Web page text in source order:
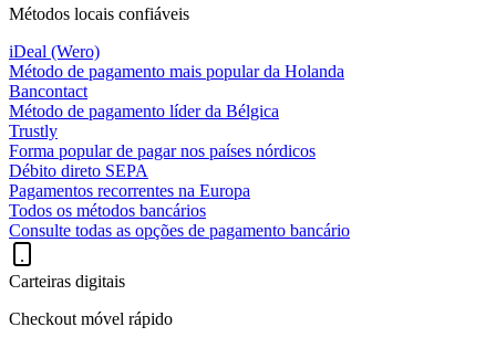
Métodos locais confiáveis
iDeal (Wero)
Método de pagamento mais popular da Holanda
Bancontact
Método de pagamento líder da Bélgica
Trustly
Forma popular de pagar nos países nórdicos
Débito direto SEPA
Pagamentos recorrentes na Europa
Todos os métodos bancários
Consulte todas as opções de pagamento bancário
Carteiras digitais
Checkout móvel rápido